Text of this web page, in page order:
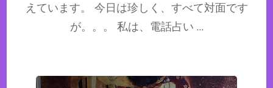
えています。 今日は珍しく、すべて対面です
が。。。 私は、電話占い …